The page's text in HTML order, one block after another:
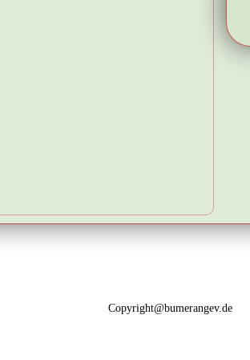
Copyright@bumerangev.de